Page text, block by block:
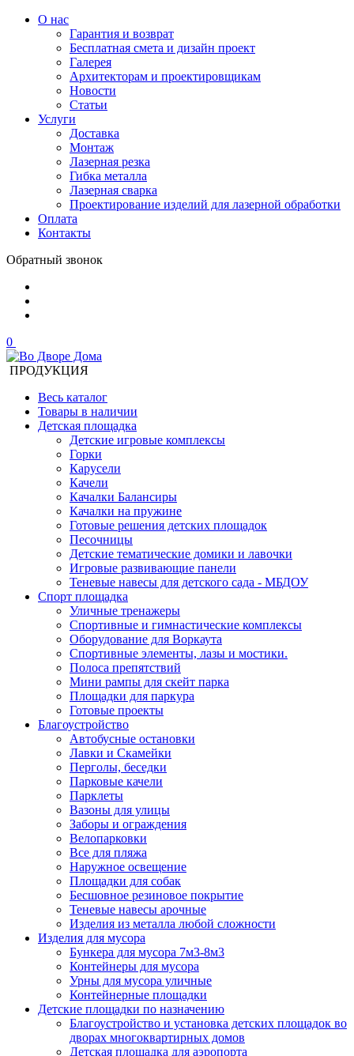
О нас
Гарантия и возврат
Бесплатная смета и дизайн проект
Галерея
Архитекторам и проектировщикам
Новости
Статьи
Услуги
Доставка
Монтаж
Лазерная резка
Гибка металла
Лазерная сварка
Проектирование изделий для лазерной обработки
Оплата
Контакты
Обратный звонок
0
ПРОДУКЦИЯ
Весь каталог
Товары в наличии
Детская площадка
Детские игровые комплексы
Горки
Карусели
Качели
Качалки Балансиры
Качалки на пружине
Готовые решения детских площадок
Песочницы
Детские тематические домики и лавочки
Игровые развивающие панели
Теневые навесы для детского сада - МБДОУ
Спорт площадка
Уличные тренажеры
Спортивные и гимнастические комплексы
Оборудование для Воркаута
Спортивные элементы, лазы и мостики.
Полоса препятствий
Мини рампы для скейт парка
Площадки для паркура
Готовые проекты
Благоустройство
Автобусные остановки
Лавки и Скамейки
Перголы, беседки
Парковые качели
Парклеты
Вазоны для улицы
Заборы и ограждения
Велопарковки
Все для пляжа
Наружное освещение
Площадки для собак
Бесшовное резиновое покрытие
Теневые навесы арочные
Изделия из металла любой сложности
Изделия для мусора
Бункера для мусора 7м3-8м3
Контейнеры для мусора
Урны для мусора уличные
Контейнерные площадки
Детские площадки по назначению
Благоустройство и установка детских площадок во
дворах многоквартирных домов
Детская площадка для аэропорта